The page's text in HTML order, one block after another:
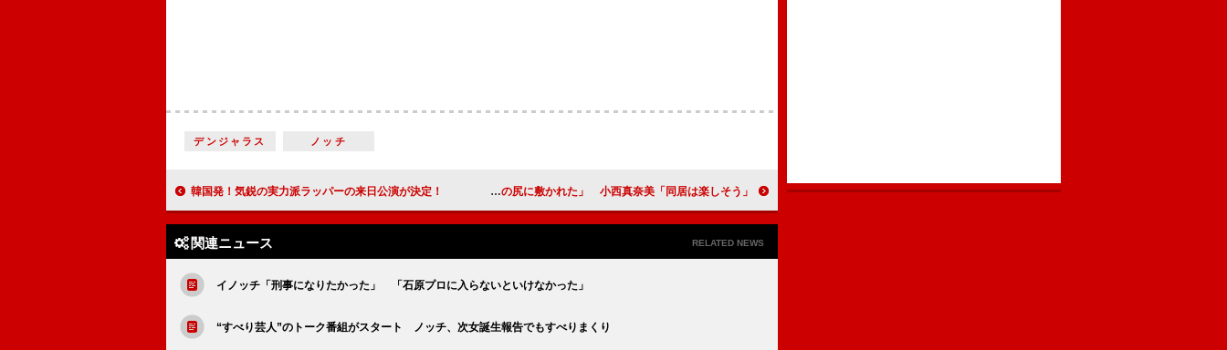
デンジャラス ノッチ
韓国発！気鋭の実力派ラッパーの来日公演が決定！ 新婚の金子ノブアキ「小西さんの尻に敷かれた」 小西真奈美「同居は楽しそう」
関連ニュース RELATED NEWS
イノッチ「刑事になりたかった」 「石原プロに入らないといけなかった」
“すべり芸人”のトーク番組がスタート ノッチ、次女誕生報告でもすべりまくり